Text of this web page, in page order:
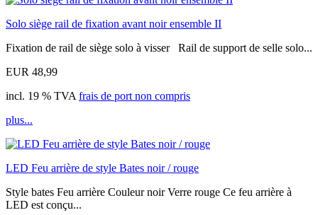
Solo siège rail de fixation avant noir ensemble II
Fixation de rail de siège solo à visser Rail de support de selle solo...
EUR 48,99
incl. 19 % TVA frais de port non compris
plus...
LED Feu arrière de style Bates noir / rouge
Style bates Feu arrière Couleur noir Verre rouge Ce feu arrière à
LED est conçu...